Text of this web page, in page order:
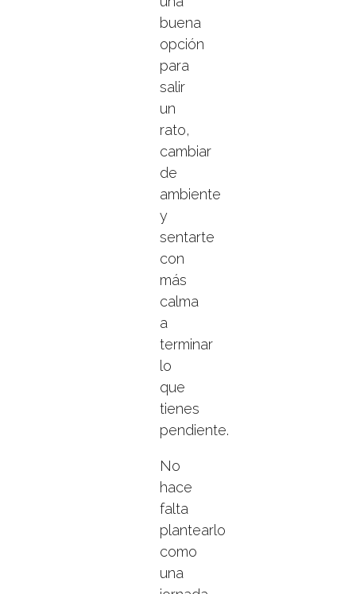
buena
opción
para
salir
un
rato,
cambiar
de
ambiente
y
sentarte
con
más
calma
a
terminar
lo
que
tienes
pendiente.
No
hace
falta
plantearlo
como
una